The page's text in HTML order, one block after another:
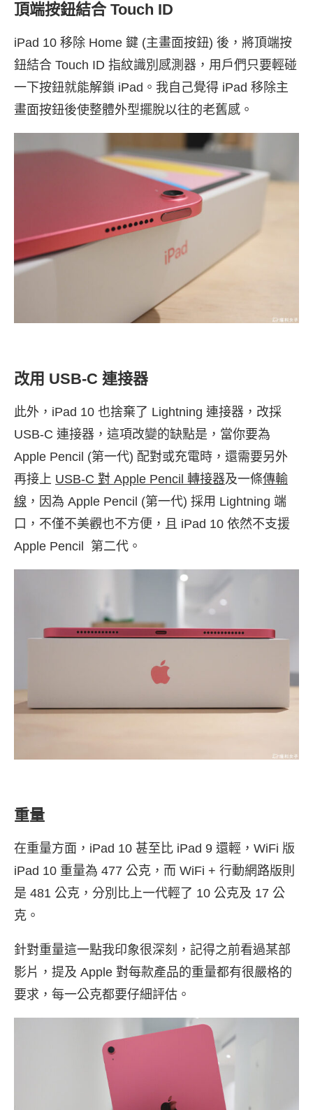
頂端按鈕結合 Touch ID
iPad 10 移除 Home 鍵 (主畫面按鈕) 後，將頂端按
鈕結合 Touch ID 指紋識別感測器，用戶們只要輕碰
一下按鈕就能解鎖 iPad。我自己覺得 iPad 移除主
畫面按鈕後使整體外型擺脫以往的老舊感。
改用 USB-C 連接器
此外，iPad 10 也捨棄了 Lightning 連接器，改採
USB-C 連接器，這項改變的缺點是，當你要為
Apple Pencil (第一代) 配對或充電時，還需要另外
再接上 USB-C 對 Apple Pencil 轉接器及一條傳輸
線 ，因為 Apple Pencil (第一代) 採用 Lightning 端
口，不僅不美觀也不方便，且 iPad 10 依然不支援
Apple Pencil 第二代。
重量
在重量方面，iPad 10 甚至比 iPad 9 還輕，WiFi 版
iPad 10 重量為 477 公克，而 WiFi + 行動網路版則
是 481 公克，分別比上一代輕了 10 公克及 17 公
克。
針對重量這一點我印象很深刻，記得之前看過某部
影片，提及 Apple 對每款產品的重量都有很嚴格的
要求，每一公克都要仔細評估。